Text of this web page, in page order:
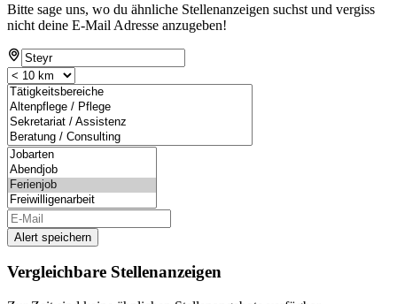
Bitte sage uns, wo du ähnliche Stellenanzeigen suchst und vergiss
nicht deine E-Mail Adresse anzugeben!
Alert speichern
Vergleichbare Stellenanzeigen